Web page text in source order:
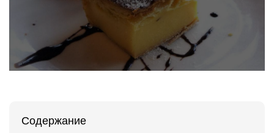
Содержание